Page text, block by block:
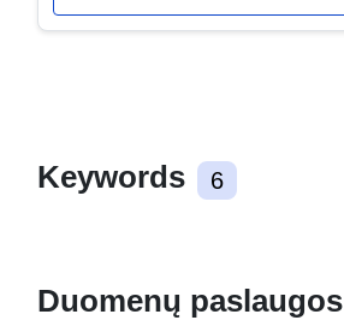
Keywords 6
Duomenų paslaugos